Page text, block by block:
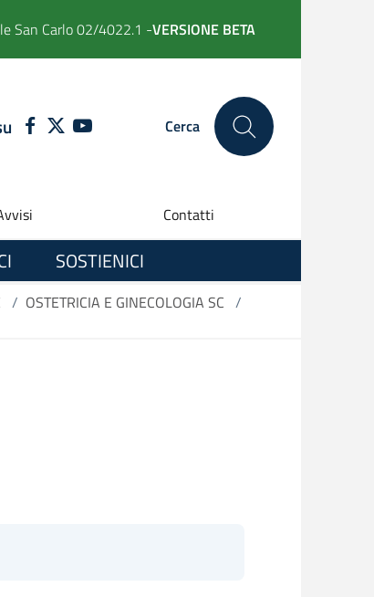
San Carlo 02/4022.1 -VERSIONE BETA
FACEBOOK
TWITTERYOUTUBE Cerca
Contatti
SOSTIENICI
/ OSTETRICIA E GINECOLOGIA SC /